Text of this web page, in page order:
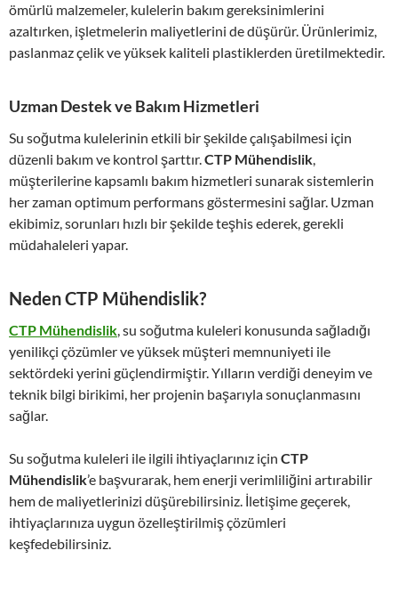
ömürlü malzemeler, kulelerin bakım gereksinimlerini
azaltırken, işletmelerin maliyetlerini de düşürür. Ürünlerimiz,
paslanmaz çelik ve yüksek kaliteli plastiklerden üretilmektedir.
Uzman Destek ve Bakım Hizmetleri
Su soğutma kulelerinin etkili bir şekilde çalışabilmesi için
düzenli bakım ve kontrol şarttır.CTP Mühendislik,
müşterilerine kapsamlı bakım hizmetleri sunarak sistemlerin
her zaman optimum performans göstermesini sağlar. Uzman
ekibimiz, sorunları hızlı bir şekilde teşhis ederek, gerekli
müdahaleleri yapar.
Neden CTP Mühendislik?
CTP Mühendislik, su soğutma kuleleri konusunda sağladığı
yenilikçi çözümler ve yüksek müşteri memnuniyeti ile
sektördeki yerini güçlendirmiştir. Yılların verdiği deneyim ve
teknik bilgi birikimi, her projenin başarıyla sonuçlanmasını
sağlar.
Su soğutma kuleleri ile ilgili ihtiyaçlarınız için CTP
Mühendislik’e başvurarak, hem enerji verimliliğini artırabilir
hem de maliyetlerinizi düşürebilirsiniz. İletişime geçerek,
ihtiyaçlarınıza uygun özelleştirilmiş çözümleri
keşfedebilirsiniz.